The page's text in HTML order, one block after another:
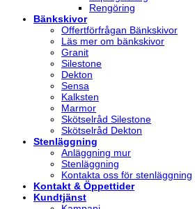
Rengöring
Bänkskivor
Offertförfrågan Bänkskivor
Läs mer om bänkskivor
Granit
Silestone
Dekton
Sensa
Kalksten
Marmor
Skötselråd Silestone
Skötselråd Dekton
Stenläggning
Anläggning mur
Stenläggning
Kontakta oss för stenläggning
Kontakt & Öppettider
Kundtjänst